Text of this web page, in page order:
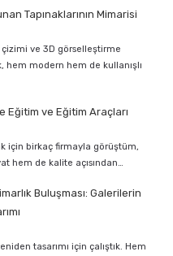
Tapınaklarının Mimarisi
ve 3D görselleştirme
hem modern hem de kullanışlı
Eğitim ve Eğitim Araçları
için birkaç firmayla görüştüm,
hem de kalite açısından…
Buluşması: Galerilerin
tasarımı için çalıştık. Hem